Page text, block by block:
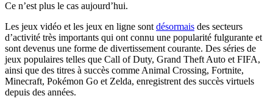
Ce n’est plus le cas aujourd’hui.
Les jeux vidéo et les jeux en ligne sont désormais des secteurs
d’activité très importants qui ont connu une popularité fulgurante et
sont devenus une forme de divertissement courante. Des séries de
jeux populaires telles que Call of Duty, Grand Theft Auto et FIFA,
ainsi que des titres à succès comme Animal Crossing, Fortnite,
Minecraft, Pokémon Go et Zelda, enregistrent des succès virtuels
depuis des années.